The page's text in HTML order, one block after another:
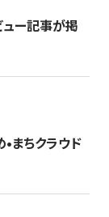
ー記事が掲
まちクラウド